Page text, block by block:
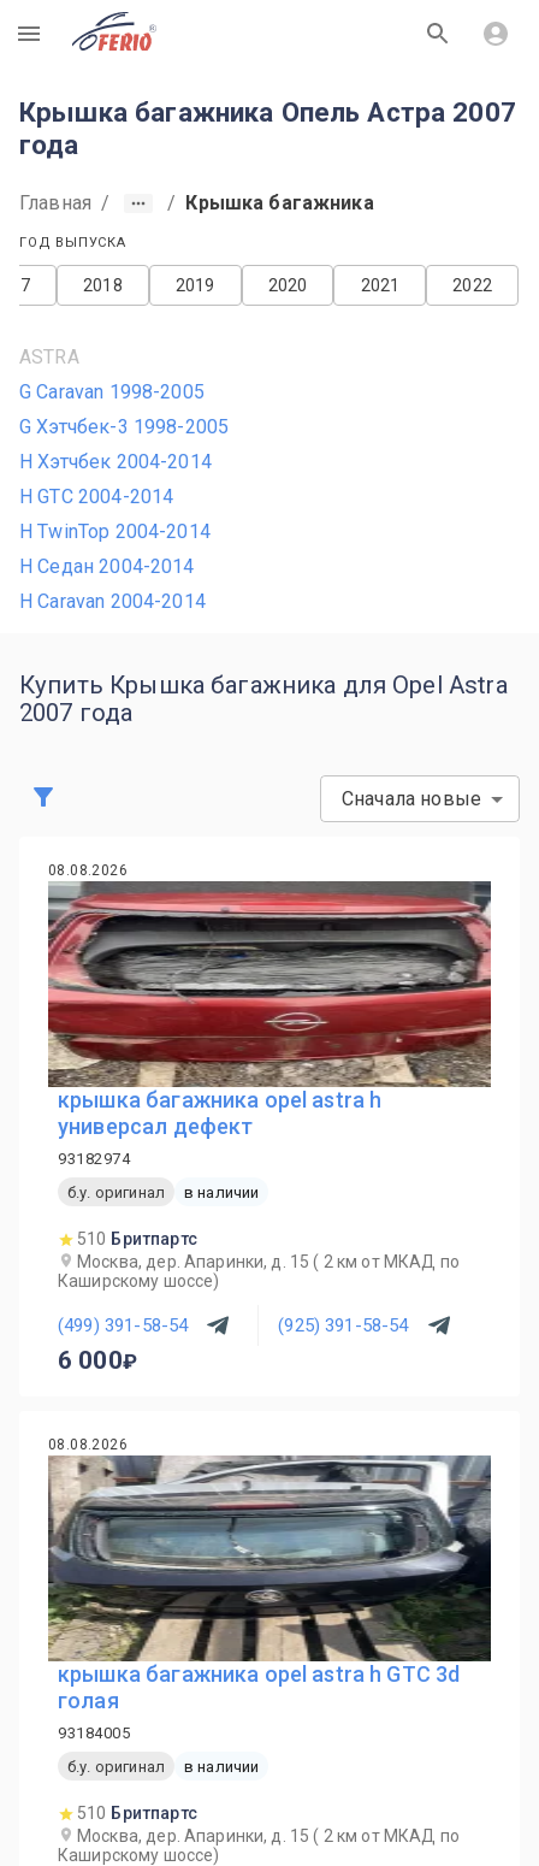
R
Крышка багажника Опель Астра 2007
года
Главная / / Крышка багажника
ГОД ВЫПУСКА
2022
2021
2020
2019
2018
ASTRA
G Caravan 1998-2005
G Хэтчбек-3 1998-2005
H Хэтчбек 2004-2014
H GTC 2004-2014
H TwinTop 2004-2014
H Седан 2004-2014
H Caravan 2004-2014
Купить Крышка багажника для Opel Astra
2007 года
Сначала новые
08.08.2026
крышка багажника opel astra h
универсал дефект
93182974
б.у. оригинал
в наличии
510 Бритпартс
Москва, дер. Апаринки, д. 15 ( 2 км от МКАД по
Каширскому шоссе)
(499) 391-58-54 (925) 391-58-54
6 000
08.08.2026
крышка багажника opel astra h GTC 3d
голая
93184005
б.у. оригинал
в наличии
510 Бритпартс
Москва, дер. Апаринки, д. 15 ( 2 км от МКАД по
Каширскому шоссе)